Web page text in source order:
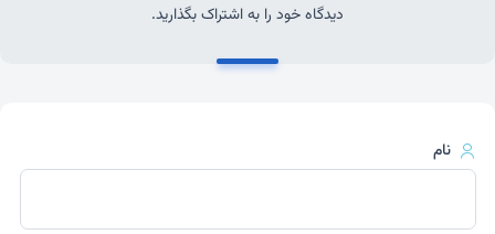
دیدگاه خود را به اشتراک بگذارید.
نام